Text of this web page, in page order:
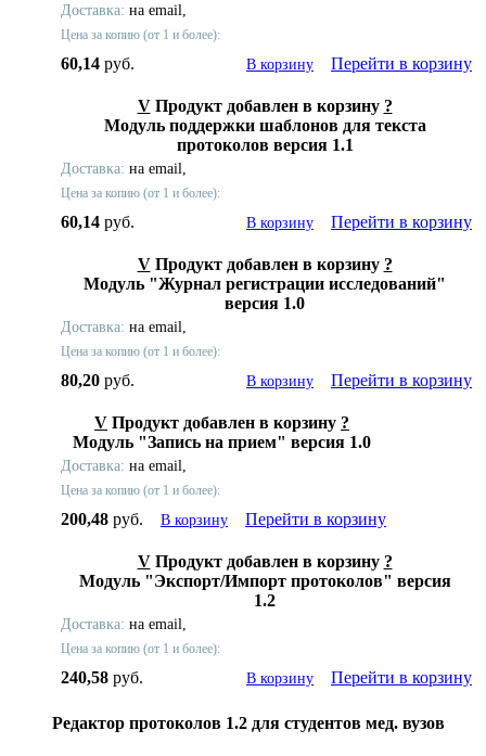
Доставка: на email,
Цена за копию (от 1 и более):
60,14 руб. В корзину Перейти в корзину
V Продукт добавлен в корзину ?
Модуль поддержки шаблонов для текста
протоколов версия 1.1
Доставка: на email,
Цена за копию (от 1 и более):
60,14 руб. В корзину Перейти в корзину
V Продукт добавлен в корзину ?
Модуль "Журнал регистрации исследований"
версия 1.0
Доставка: на email,
Цена за копию (от 1 и более):
80,20 руб. В корзину Перейти в корзину
V Продукт добавлен в корзину ?
Модуль "Запись на прием" версия 1.0
Доставка: на email,
Цена за копию (от 1 и более):
200,48 руб. В корзину Перейти в корзину
V Продукт добавлен в корзину ?
Модуль "Экспорт/Импорт протоколов" версия
1.2
Доставка: на email,
Цена за копию (от 1 и более):
240,58 руб. В корзину Перейти в корзину
Редактор протоколов 1.2 для студентов мед. вузов